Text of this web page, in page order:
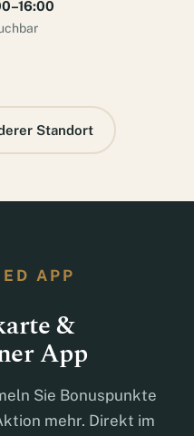
Standort
APP
&
App
Sie Bonuspunkte
mehr. Direkt im